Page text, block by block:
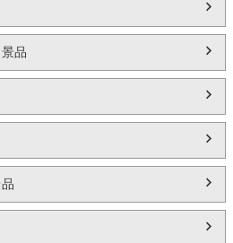
品